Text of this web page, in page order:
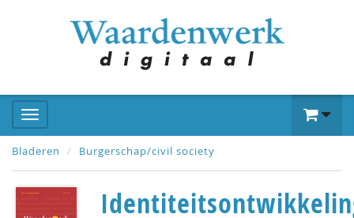
Bladeren Burgerschap/civil society